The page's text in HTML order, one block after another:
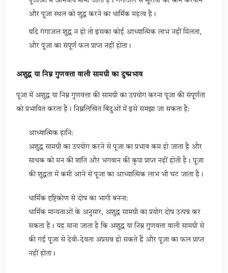
और पूजा स्थल को शुद्ध करने का धार्मिक महत्व है।
यदि गंगाजल शुद्ध न हो तो इसका कोई आध्यात्मिक लाभ नहीं मिलता,
और पूजा का संपूर्ण फल प्राप्त नहीं होता।
अशुद्ध या निम्न गुणवत्ता वाली सामग्री का दुष्प्रभाव
पूजा में अशुद्ध या निम्न गुणवत्ता की सामग्री का उपयोग करना पूजा की संपूर्णता
को प्रभावित करता है। निम्नलिखित बिंदुओं में इसे समझा जा सकता है:
आध्यात्मिक हानि:
अशुद्ध सामग्री का उपयोग करने से पूजा का प्रभाव कम हो जाता है और
साधक को मन की शांति और भगवान की कृपा प्राप्त नहीं होती है। पूजा
की शुद्धता में कमी आने से पूजा का आध्यात्मिक लाभ भी घट जाता है।
धार्मिक दृष्टिकोण से दोष का भागी बनना:
धार्मिक मान्यताओं के अनुसार, अशुद्ध सामग्री का प्रयोग दोष उत्पन्न कर
सकता है। यह माना जाता है कि अशुद्ध या निम्न गुणवत्ता वाली सामग्री से
की गई पूजा से देवी-देवता अप्रसन्न हो सकते हैं और पूजा का फल प्राप्त
नहीं होता।